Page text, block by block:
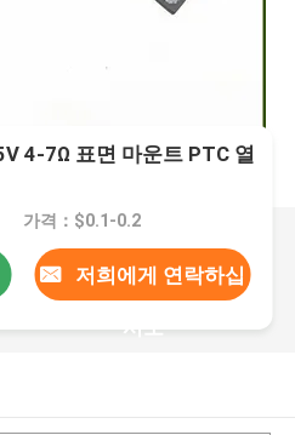
4-7Ω 표면 마운트 PTC 열
가격：$0.1-0.2
저희에게 연락하십
시오